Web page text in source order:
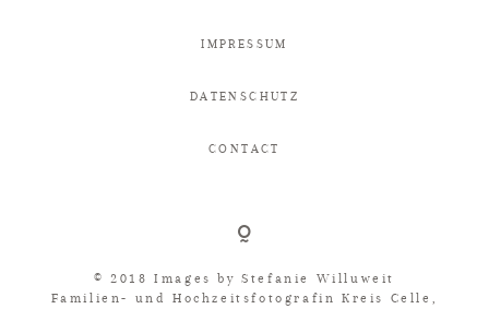
IMPRESSUM
DATENSCHUTZ
CONTACT
© 2018 Images byStefanie Willuweit
Familien- und Hochzeitsfotografin Kreis Celle,